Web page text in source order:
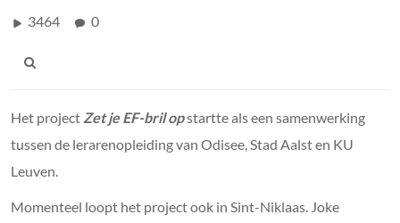
3464 0
Het project Zet je EF-bril opstartte als een samenwerking
tussen de lerarenopleiding van Odisee, Stad Aalst en KU
Leuven.
Momenteel loopt het project ook in Sint-Niklaas. Joke